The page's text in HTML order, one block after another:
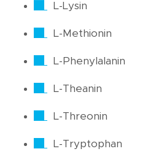
L-Lysin
L-Methionin
L-Phenylalanin
L-Theanin
L-Threonin
L-Tryptophan